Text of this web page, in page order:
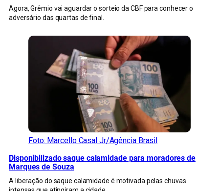
Agora, Grêmio vai aguardar o sorteio da CBF para conhecer o
adversário das quartas de final.
Foto: Marcello Casal Jr/Agência Brasil
Disponibilizado saque calamidade para moradores de
Marques de Souza
A liberação do saque calamidade é motivada pelas chuvas